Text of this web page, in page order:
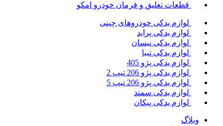
قطعات تعلیق و فرمان خودرو امکو
لوازم یدکی خودروهای چینی
لوازم یدکی پراید
لوازم یدکی نیسان
لوازم یدکی تیبا
لوازم یدکی پژو 405
لوازم یدکی پژو 206 تیپ 2
لوازم یدکی پژو 206 تیپ 5
لوازم یدکی سمند
لوازم یدکی پیکان
وبلاگ